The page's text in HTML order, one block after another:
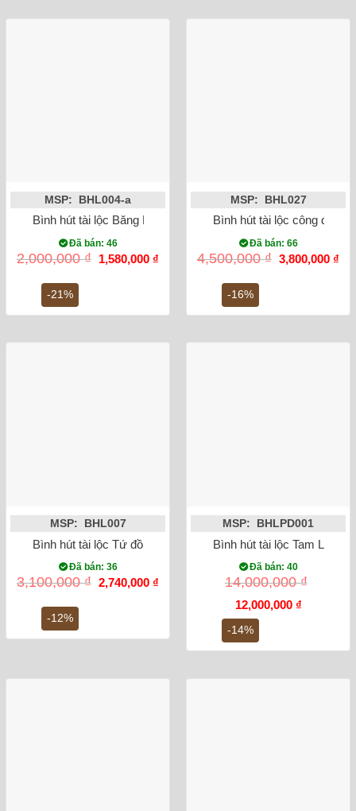
-21%
MSP: BHL004-a
Bình hút tài lộc Băng Mai cao 23cm (vàng 18k)
Đã bán: 46
2,000,000₫
Giá
gốc
1,580,000 ₫
1,580,000 ₫.
-16%
MSP: BHL027
Bình hút tài lộc công đào
Đã bán: 66
4,500,000₫ Giá
gốc
3,800,000 ₫
-12%
MSP: BHL007
Bình hút tài lộc Tứ đồ cao 28cm Bát Tràng (vàng 18k)
Đã bán: 36
3,100,000₫ Giá
gốc
2,740,000 ₫
-14%
MSP: BHLPD001
Bình hút tài lộc Tam Linh
Đã bán: 40
14,000,000₫
Giá
gốc
là:
14,000,000 ₫.
12,000,000 ₫Giá